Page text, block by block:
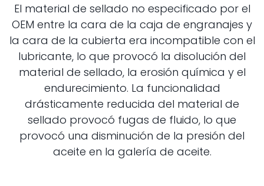
El material de sellado no especificado por el
OEM entre la cara de la caja de engranajes y
la cara de la cubierta era incompatible con el
lubricante, lo que provocó la disolución del
material de sellado, la erosión química y el
endurecimiento. La funcionalidad
drásticamente reducida del material de
sellado provocó fugas de fluido, lo que
provocó una disminución de la presión del
aceite en la galería de aceite.